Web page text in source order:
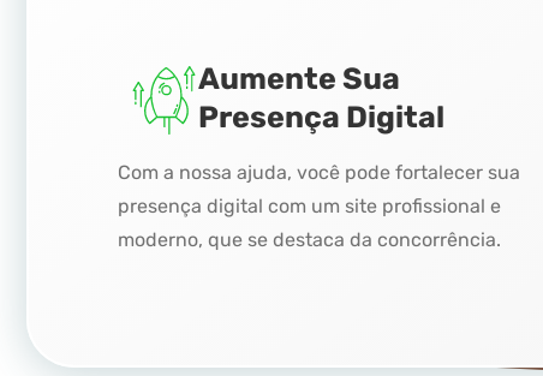
Aumente Sua
Presença Digital
Com a nossa ajuda, você pode fortalecer sua
presença digital com um site profissional e
moderno, que se destaca da concorrência.